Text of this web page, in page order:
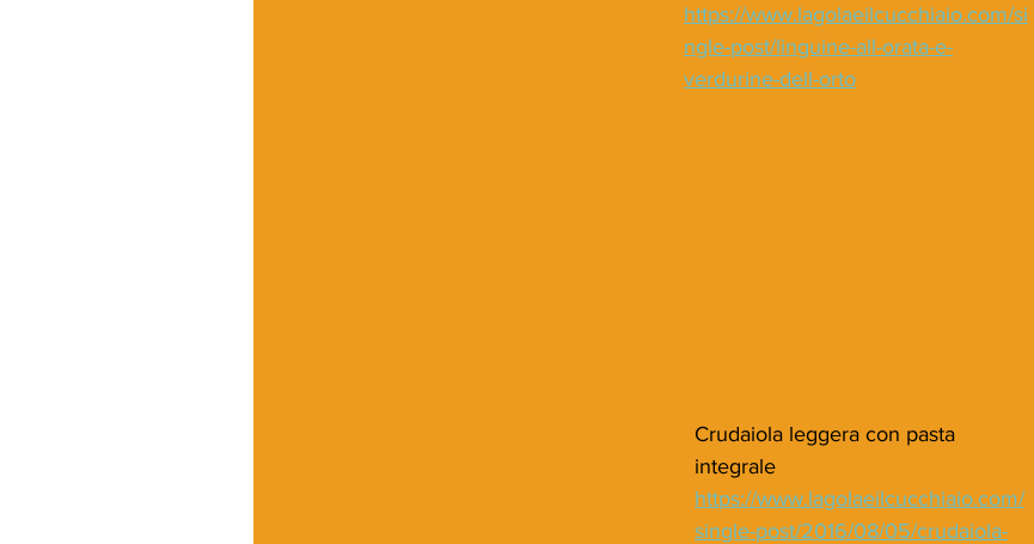
https://www.lagolaeilcucchiaio.com/si
ngle-post/linguine-all-orata-e-
verdurine-dell-orto
Crudaiola leggera con pasta
integrale
https://www.lagolaeilcucchiaio.com/
single-post/2016/08/05/crudaiola-